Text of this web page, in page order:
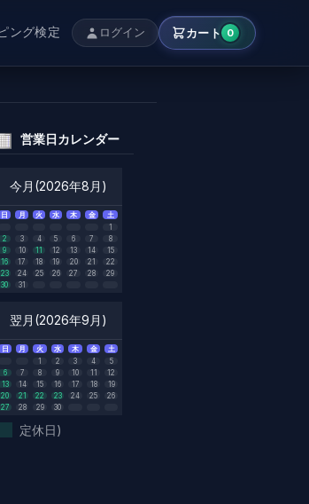
ング検定 ログイン カート 0
営業日カレンダー
今月(2026年8月)
日 月 火 水 木 金
土
1
2
3 4 5 6 7
8
9
10 11 12 13 14
15
16
17 18 19 20 21
22
23
24 25 26 27 28
29
30
31
翌月(2026年9月)
日 月 火 水 木 金
土
1
2 3 4
5
6
7 8 9 10 11
12
13
14 15 16 17 18
19
20
21 22 23 24 25
26
27
28 29 30
定休日)